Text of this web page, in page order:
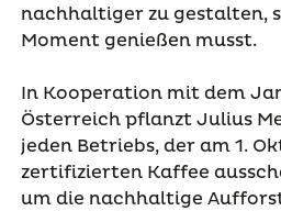
nachhaltiger zu gestalten,
Moment genießen musst.
In Kooperation mit dem
Österreich pflanzt Julius
jeden Betriebs, der am 1.
zertifizierten Kaffee
um die nachhaltige